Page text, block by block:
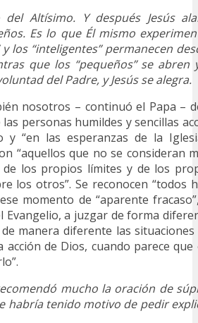
del Altísimo. Y después Jesús
Es lo que Él mismo
y los “inteligentes” permanecen
que los “pequeños” se abren
del Padre, y Jesús se alegra.
nosotros – continuó el Papa –
personas humildes y sencillas
“en las esperanzas de la
“aquellos que no se consideran
de los propios límites y de los
los otros”. Se reconocen “todos
momento de “aparente
Evangelio, a juzgar de forma
manera diferente las
acción de Dios, cuando parece
mucho la oración de
habría tenido motivo de pedir